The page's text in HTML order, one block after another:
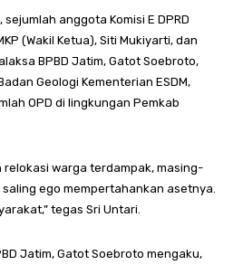
anggota Komisi E DPRD
(Wakil Ketua), Siti Mukiyarti, dan
BPBD Jatim, Gatot Soebroto,
Geologi Kementerian ESDM,
OPD di lingkungan Pemkab
relokasi warga terdampak, masing-
ego mempertahankan asetnya.
tegas Sri Untari.
Jatim, Gatot Soebroto mengaku,